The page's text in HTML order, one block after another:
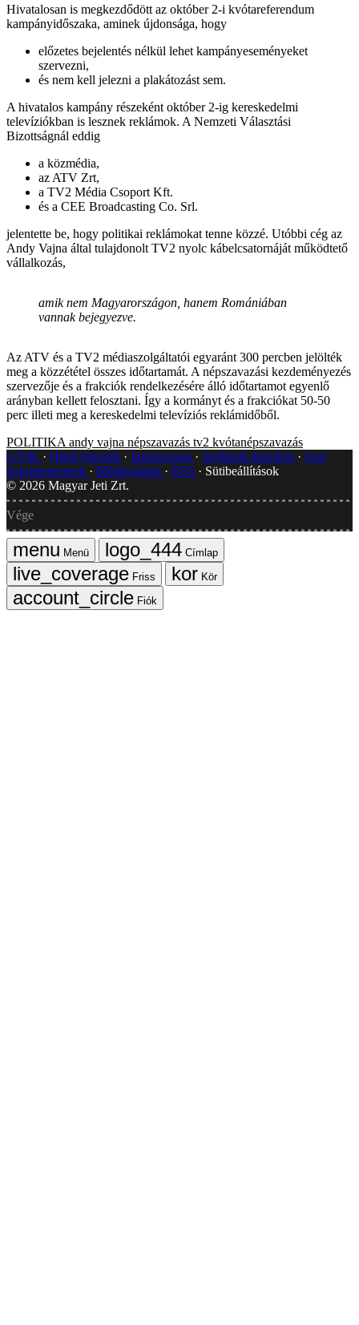
Hivatalosan is megkezdődött az október 2-i kvótareferendum
kampányidőszaka, aminek újdonsága, hogy
előzetes bejelentés nélkül lehet kampányeseményeket
szervezni,
és nem kell jelezni a plakátozást sem.
A hivatalos kampány részeként október 2-ig kereskedelmi
televíziókban is lesznek reklámok. A Nemzeti Választási
Bizottságnál eddig
a közmédia,
az ATV Zrt,
a TV2 Média Csoport Kft.
és a CEE Broadcasting Co. Srl.
jelentette be, hogy politikai reklámokat tenne közzé. Utóbbi cég az
Andy Vajna által tulajdonolt TV2 nyolc kábelcsatornáját működtető
vállalkozás,
amik nem Magyarországon, hanem Romániában
vannak bejegyezve.
Az ATV és a TV2 médiaszolgáltatói egyaránt 300 percben jelölték
meg a közzététel összes időtartamát. A népszavazási kezdeményezés
szervezője és a frakciók rendelkezésére álló időtartamot egyenlő
arányban kellett felosztani. Így a kormányt és a frakciókat 50-50
perc illeti meg a kereskedelmi televíziós reklámidőből.
POLITIKA andy vajna népszavazás tv2 kvótanépszavazás
GYIK
Hibát jelentek Impresszum Javítások kezelése
Jogi
dokumentumok
Médiaajánlat RSS
Sütibeállítások
© 2026 Magyar Jeti Zrt.
Vége
Menü
Címlap
Friss
Kör
Fiók